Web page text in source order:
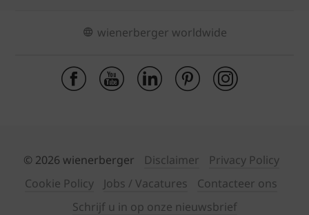
wienerberger worldwide
© 2026 wienerberger Disclaimer
Privacy Policy
Cookie Policy
Jobs / Vacatures
Contacteer ons
Schrijf u in op onze nieuwsbrief